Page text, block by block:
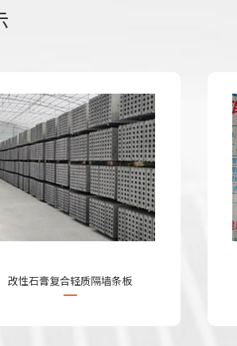
改性石膏复合轻质隔墙条板